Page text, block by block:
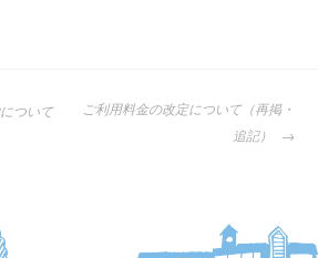
ついて
ご利用料金の改定について（再掲・
追記）